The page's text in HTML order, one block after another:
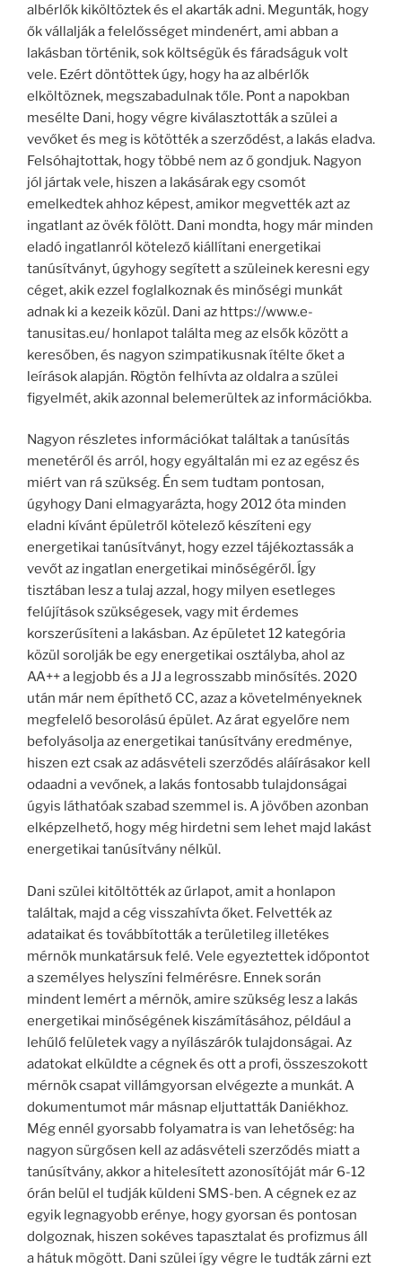
albérlők kiköltöztek és el akarták adni. Megunták, hogy
ők vállalják a felelősséget mindenért, ami abban a
lakásban történik, sok költségük és fáradságuk volt
vele. Ezért döntöttek úgy, hogy ha az albérlők
elköltöznek, megszabadulnak tőle. Pont a napokban
mesélte Dani, hogy végre kiválasztották a szülei a
vevőket és meg is kötötték a szerződést, a lakás eladva.
Felsóhajtottak, hogy többé nem az ő gondjuk. Nagyon
jól jártak vele, hiszen a lakásárak egy csomót
emelkedtek ahhoz képest, amikor megvették azt az
ingatlant az övék fölött. Dani mondta, hogy már minden
eladó ingatlanról kötelező kiállítani energetikai
tanúsítványt, úgyhogy segített a szüleinek keresni egy
céget, akik ezzel foglalkoznak és minőségi munkát
adnak ki a kezeik közül. Dani az https://www.e-
tanusitas.eu/ honlapot találta meg az elsők között a
keresőben, és nagyon szimpatikusnak ítélte őket a
leírások alapján. Rögtön felhívta az oldalra a szülei
figyelmét, akik azonnal belemerültek az információkba.
Nagyon részletes információkat találtak a tanúsítás
menetéről és arról, hogy egyáltalán mi ez az egész és
miért van rá szükség. Én sem tudtam pontosan,
úgyhogy Dani elmagyarázta, hogy 2012 óta minden
eladni kívánt épületről kötelező készíteni egy
energetikai tanúsítványt, hogy ezzel tájékoztassák a
vevőt az ingatlan energetikai minőségéről. Így
tisztában lesz a tulaj azzal, hogy milyen esetleges
felújítások szükségesek, vagy mit érdemes
korszerűsíteni a lakásban. Az épületet 12 kategória
közül sorolják be egy energetikai osztályba, ahol az
AA++ a legjobb és a JJ a legrosszabb minősítés. 2020
után már nem építhető CC, azaz a követelményeknek
megfelelő besorolású épület. Az árat egyelőre nem
befolyásolja az energetikai tanúsítvány eredménye,
hiszen ezt csak az adásvételi szerződés aláírásakor kell
odaadni a vevőnek, a lakás fontosabb tulajdonságai
úgyis láthatóak szabad szemmel is. A jövőben azonban
elképzelhető, hogy még hirdetni sem lehet majd lakást
energetikai tanúsítvány nélkül.
Dani szülei kitöltötték az űrlapot, amit a honlapon
találtak, majd a cég visszahívta őket. Felvették az
adataikat és továbbították a területileg illetékes
mérnök munkatársuk felé. Vele egyeztettek időpontot
a személyes helyszíni felmérésre. Ennek során
mindent lemért a mérnök, amire szükség lesz a lakás
energetikai minőségének kiszámításához, például a
lehűlő felületek vagy a nyílászárók tulajdonságai. Az
adatokat elküldte a cégnek és ott a profi, összeszokott
mérnök csapat villámgyorsan elvégezte a munkát. A
dokumentumot már másnap eljuttatták Daniékhoz.
Még ennél gyorsabb folyamatra is van lehetőség: ha
nagyon sürgősen kell az adásvételi szerződés miatt a
tanúsítvány, akkor a hitelesített azonosítóját már 6-12
órán belül el tudják küldeni SMS-ben. A cégnek ez az
egyik legnagyobb erénye, hogy gyorsan és pontosan
dolgoznak, hiszen sokéves tapasztalat és profizmus áll
a hátuk mögött. Dani szülei így végre le tudták zárni ezt